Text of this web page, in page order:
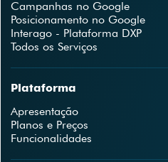
Campanhas no Google
Posicionamento no Google
Interago - Plataforma DXP
Todos os Serviços
Plataforma
Apresentação
Planos e Preços
Funcionalidades